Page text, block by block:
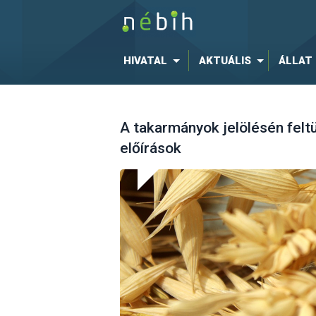
HIVATAL AKTUÁLIS ÁLLAT
A takarmányok jelölésén
előírások